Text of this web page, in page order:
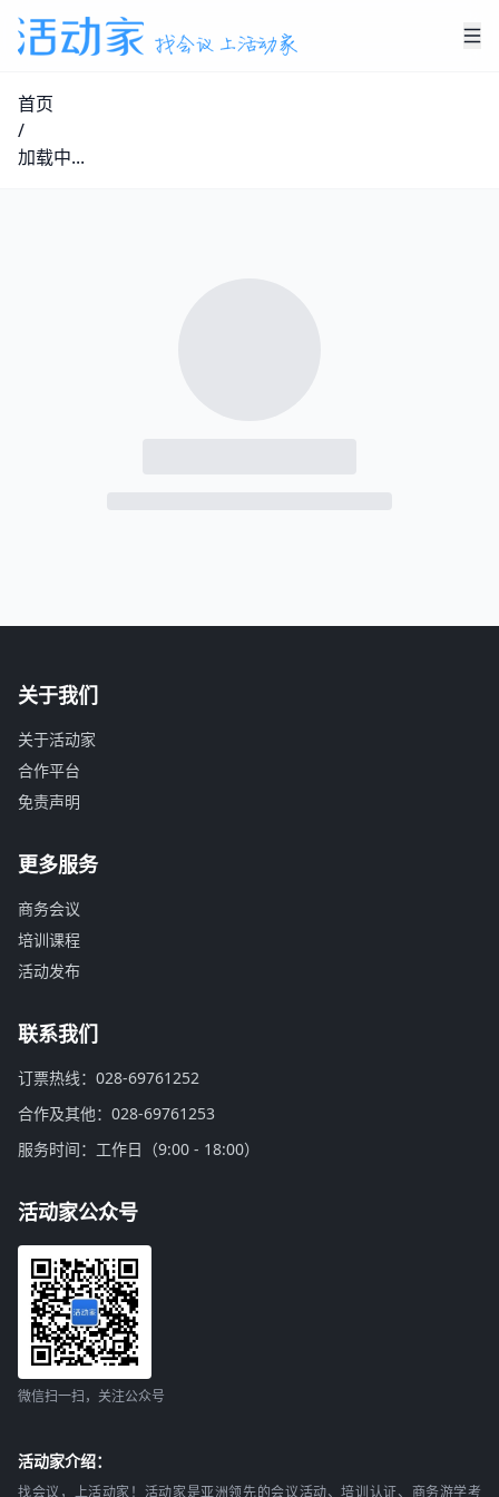
首页
/
加载中...
关于我们
关于活动家
合作平台
免责声明
更多服务
商务会议
培训课程
活动发布
联系我们
订票热线：028-69761252
合作及其他：028-69761253
服务时间：工作日（9:00 - 18:00）
活动家公众号
微信扫一扫，关注公众号
活动家介绍：
找会议，上活动家！活动家是亚洲领先的会议活动、培训认证、商务游学考